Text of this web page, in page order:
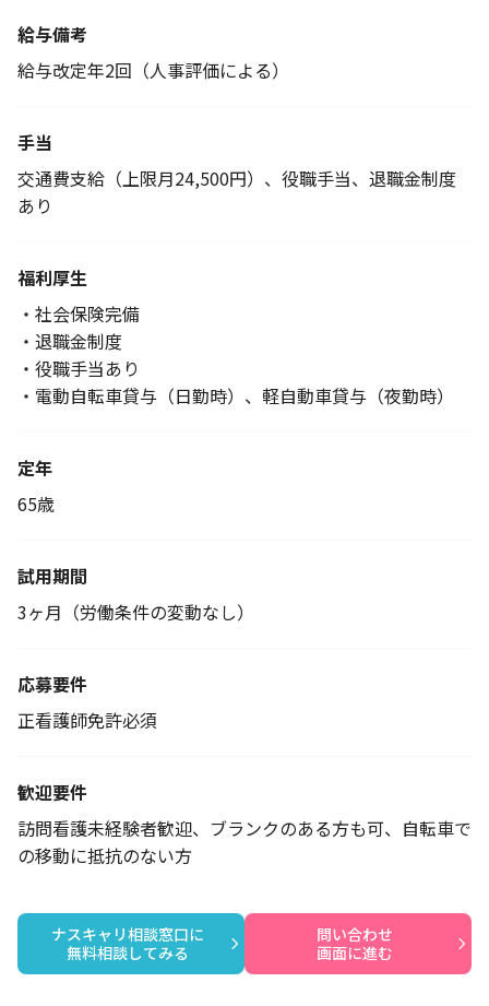
給与備考
給与改定年2回（人事評価による）
手当
交通費支給（上限月24,500円）、役職手当、退職金制度
あり
福利厚生
・社会保険完備
・退職金制度
・役職手当あり
・電動自転車貸与（日勤時）、軽自動車貸与（夜勤時）
定年
65歳
試用期間
3ヶ月（労働条件の変動なし）
応募要件
正看護師免許必須
歓迎要件
訪問看護未経験者歓迎、ブランクのある方も可、自転車で
の移動に抵抗のない方
ナスキャリ相談窓口に
無料相談してみる
問い合わせ
画面に進む